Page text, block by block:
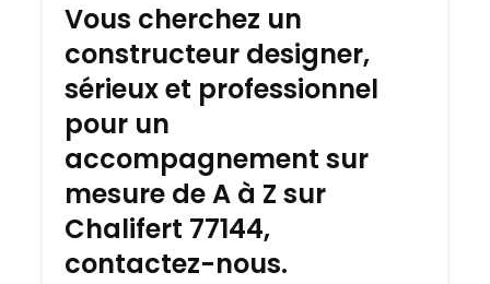
Vous cherchez un
constructeur designer,
sérieux et professionnel
pour un
accompagnement sur
mesure de A à Z sur
Chalifert 77144,
contactez-nous.